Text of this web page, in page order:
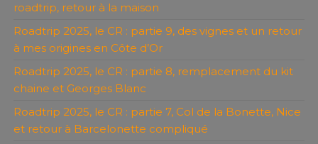
roadtrip, retour à la maison
Roadtrip 2025, le CR : partie 9, des vignes et un retour
à mes origines en Côte d’Or
Roadtrip 2025, le CR : partie 8, remplacement du kit
chaine et Georges Blanc
Roadtrip 2025, le CR : partie 7, Col de la Bonette, Nice
et retour à Barcelonette compliqué